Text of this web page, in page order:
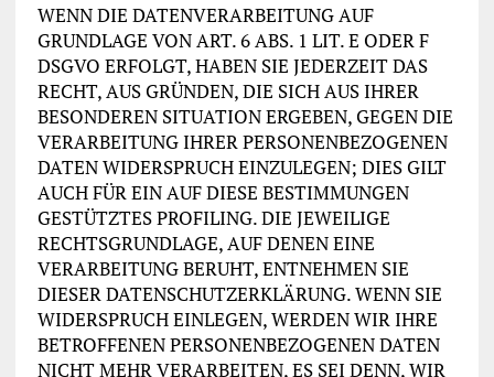
WENN DIE DATENVERARBEITUNG AUF
GRUNDLAGE VON ART. 6 ABS. 1 LIT. E ODER F
DSGVO ERFOLGT, HABEN SIE JEDERZEIT DAS
RECHT, AUS GRÜNDEN, DIE SICH AUS IHRER
BESONDEREN SITUATION ERGEBEN, GEGEN DIE
VERARBEITUNG IHRER PERSONENBEZOGENEN
DATEN WIDERSPRUCH EINZULEGEN; DIES GILT
AUCH FÜR EIN AUF DIESE BESTIMMUNGEN
GESTÜTZTES PROFILING. DIE JEWEILIGE
RECHTSGRUNDLAGE, AUF DENEN EINE
VERARBEITUNG BERUHT, ENTNEHMEN SIE
DIESER DATENSCHUTZERKLÄRUNG. WENN SIE
WIDERSPRUCH EINLEGEN, WERDEN WIR IHRE
BETROFFENEN PERSONENBEZOGENEN DATEN
NICHT MEHR VERARBEITEN, ES SEI DENN, WIR